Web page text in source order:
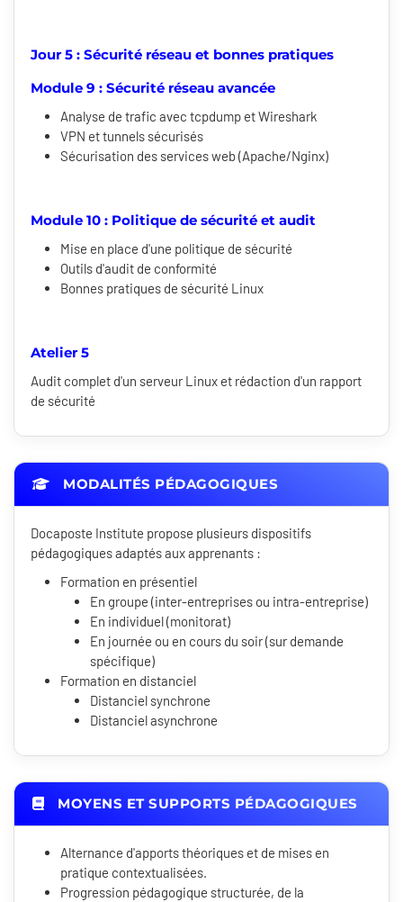
Jour 5 : Sécurité réseau et bonnes pratiques
Module 9 : Sécurité réseau avancée
Analyse de trafic avec tcpdump et Wireshark
VPN et tunnels sécurisés
Sécurisation des services web (Apache/Nginx)
Module 10 : Politique de sécurité et audit
Mise en place d'une politique de sécurité
Outils d'audit de conformité
Bonnes pratiques de sécurité Linux
Atelier 5
Audit complet d'un serveur Linux et rédaction d'un rapport
de sécurité
MODALITÉS PÉDAGOGIQUES
Docaposte Institute propose plusieurs dispositifs
pédagogiques adaptés aux apprenants :
Formation en présentiel
En groupe (inter-entreprises ou intra-entreprise)
En individuel (monitorat)
En journée ou en cours du soir (sur demande
spécifique)
Formation en distanciel
Distanciel synchrone
Distanciel asynchrone
MOYENS ET SUPPORTS PÉDAGOGIQUES
Alternance d'apports théoriques et de mises en
pratique contextualisées.
Progression pédagogique structurée, de la